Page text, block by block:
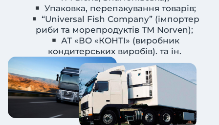
Упаковка, перепакування товарів;
“Universal Fish Company” (імпортер
риби та морепродуктів ТМ Norven);
АТ «ВО «КОНТІ» (виробник
кондитерських виробів). та ін.